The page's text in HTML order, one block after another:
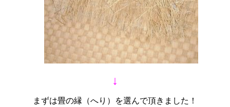
↓
まずは畳の縁（へり）を選んで頂きました！